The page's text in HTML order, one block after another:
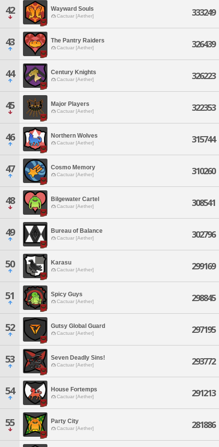
42 Wayward Souls
Cactuar [Aether] 333249
43 The Pantry Raiders
Cactuar [Aether] 326439
44 Century Knights
Cactuar [Aether] 326223
45 Major Players
Cactuar [Aether] 322353
46 Northern Wolves
Cactuar [Aether] 315744
47 Cosmo Memory
Cactuar [Aether] 310260
48 Bilgewater Cartel
Cactuar [Aether] 308541
49 Bureau of Balance
Cactuar [Aether] 302796
50 Karasu
Cactuar [Aether] 299169
51 Spicy Guys
Cactuar [Aether] 298845
52 Gutsy Global Guard
Cactuar [Aether] 297195
53 Seven Deadly Sins!
Cactuar [Aether] 293772
54 House Fortemps
Cactuar [Aether] 291213
55 Party City
Cactuar [Aether] 281886